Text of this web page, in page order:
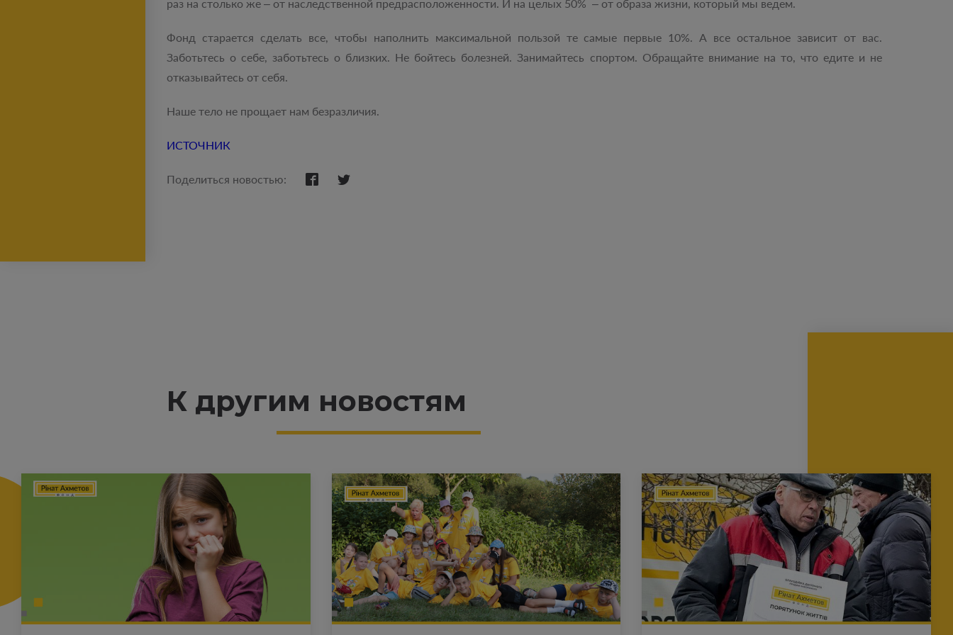
раз на столько же – от наследственной предрасположенности. И на целых 50% – от образа жизни, который мы ведем.
Фонд старается сделать все, чтобы наполнить максимальной пользой те самые первые 10%. А все остальное зависит от вас.
Заботьтесь о себе, заботьтесь о близких. Не бойтесь болезней. Занимайтесь спортом. Обращайте внимание на то, что едите и не
отказывайтесь от себя.
Наше тело не прощает нам безразличия.
ИСТОЧНИК
Поделиться новостью:
К другим новостям